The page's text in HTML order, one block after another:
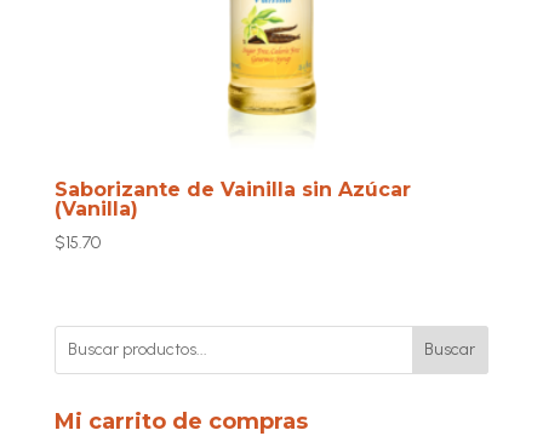
Saborizante de Vainilla sin Azúcar
(Vanilla)
$15.70
Buscar
Mi carrito de compras